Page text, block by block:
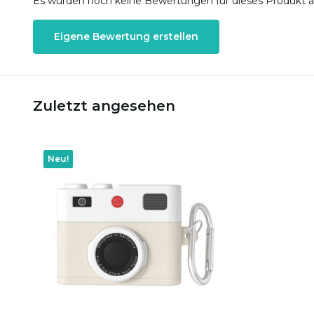
Eigene Bewertung erstellen
Zuletzt angesehen
Neu!